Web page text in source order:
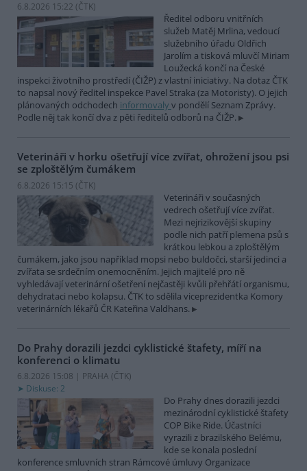
6.8.2026 15:22 (ČTK)
Ředitel odboru vnitřních
služeb Matěj Mrlina, vedoucí
služebního úřadu Oldřich
Jarolím a tisková mluvčí Miriam
Loužecká končí na České
inspekci životního prostředí (ČIŽP) z vlastní iniciativy. Na dotaz ČTK
to napsal nový ředitel inspekce Pavel Straka (za Motoristy). O jejich
plánovaných odchodech informovaly v pondělí Seznam Zprávy.
Podle něj tak končí dva z pěti ředitelů odborů na ČIŽP.
Veterináři v horku ošetřují více zvířat, ohrožení jsou psi
se zploštělým čumákem
6.8.2026 15:15 (ČTK)
Veterináři v současných
vedrech ošetřují více zvířat.
Mezi nejrizikovější skupiny
podle nich patří plemena psů s
krátkou lebkou a zploštělým
čumákem, jako jsou například mopsi nebo buldočci, starší jedinci a
zvířata se srdečním onemocněním. Jejich majitelé pro ně
vyhledávají veterinární ošetření nejčastěji kvůli přehřátí organismu,
dehydrataci nebo kolapsu. ČTK to sdělila viceprezidentka Komory
veterinárních lékařů ČR Kateřina Valdhans.
Do Prahy dorazili jezdci cyklistické štafety, míří na
konferenci o klimatu
6.8.2026 15:08 | PRAHA (ČTK)
Diskuse: 2
Do Prahy dnes dorazili jezdci
mezinárodní cyklistické štafety
COP Bike Ride. Účastníci
vyrazili z brazilského Belému,
kde se konala poslední
konference smluvních stran Rámcové úmluvy Organizace